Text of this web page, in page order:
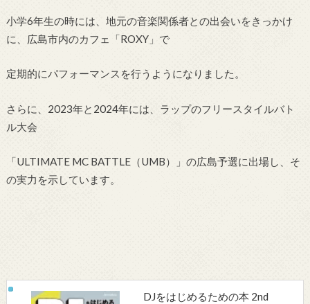
小学6年生の時には、地元の音楽関係者との出会いをきっかけ
に、広島市内のカフェ「ROXY」で
定期的にパフォーマンスを行うようになりました。
さらに、2023年と2024年には、ラップのフリースタイルバト
ル大会
「ULTIMATE MC BATTLE（UMB）」の広島予選に出場し、そ
の実力を示しています。
DJをはじめるための本 2nd